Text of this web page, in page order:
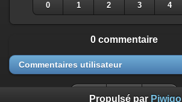
0 1 2 3 4
0 commentaire
Commentaires utilisateur
Propulsé par Piwigo